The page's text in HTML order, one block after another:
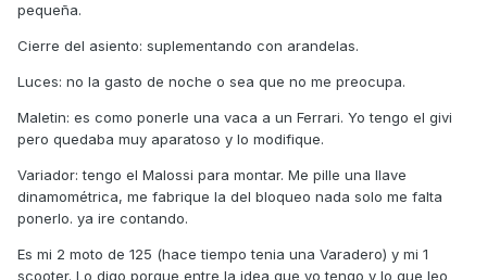
pequeña.
Cierre del asiento: suplementando con arandelas.
Luces: no la gasto de noche o sea que no me preocupa.
Maletin: es como ponerle una vaca a un Ferrari. Yo tengo el givi
pero quedaba muy aparatoso y lo modifique.
Variador: tengo el Malossi para montar. Me pille una llave
dinamométrica, me fabrique la del bloqueo nada solo me falta
ponerlo. ya ire contando.
Es mi 2 moto de 125 (hace tiempo tenia una Varadero) y mi 1
scooter. Lo digo porque entre la idea que yo tengo y lo que leo